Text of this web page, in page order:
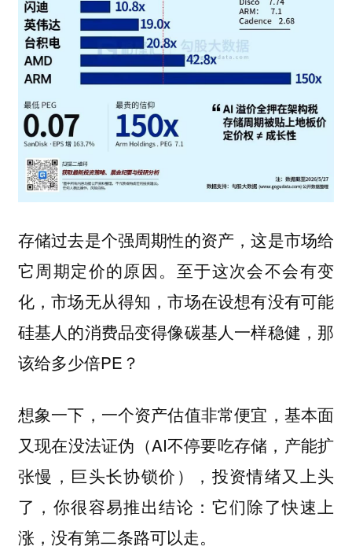
存储过去是个强周期性的资产，这是市场给
它周期定价的原因。 至于这次会不会有变
化，市场无从得知，市场在设想有没有可能
硅基人的消费品变得像碳基人一样稳健，那
该给多少倍PE？
想象一下，一个资产估值非常便宜，基本面
又现在没法证伪（AI不停要吃存储，产能扩
张慢，巨头长协锁价），投资情绪又上头
了，你很容易推出结论：它们除了快速上
涨，没有第二条路可以走。